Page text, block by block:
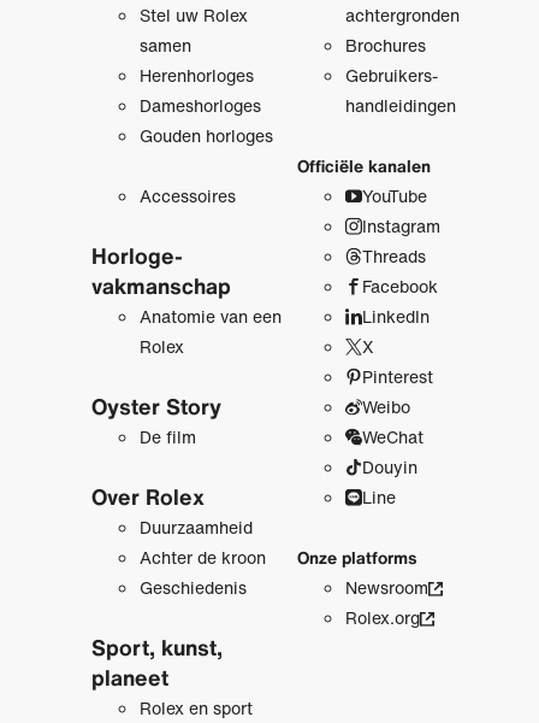
Stel uw Rolex
samen
Herenhorloges
Dameshorloges
Gouden horloges
Accessoires
Horloge­
vakmanschap
Anatomie van een
Rolex
Oyster Story
De film
Over Rolex
Duurzaamheid
Achter de kroon
Geschiedenis
Sport, kunst,
planeet
Rolex en sport
achtergronden
Brochures
Gebruikers­
handleidingen
Officiële kanalen
YouTube
Instagram
Threads
Facebook
LinkedIn
X
Pinterest
Weibo
WeChat
Douyin
Line
Onze platforms
Newsroom
Rolex.org